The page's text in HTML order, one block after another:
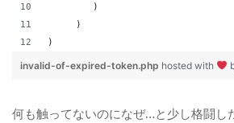
        )
     )
)
invalid-of-expired-token.php hosted with
何も触ってないのになぜ…と少し格闘し